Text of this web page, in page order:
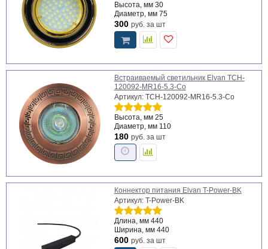
Высота, мм 30
Диаметр, мм 75
300 руб. за шт
Встраиваемый светильник Elvan TCH-
120092-MR16-5.3-Co
Артикул: TCH-120092-MR16-5.3-Co
Высота, мм 25
Диаметр, мм 110
180 руб. за шт
Коннектор питания Elvan T-Power-BK
Артикул: T-Power-BK
Длина, мм 440
Ширина, мм 440
600 руб. за шт